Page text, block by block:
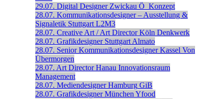
29.07. Digital Designer Zwickau Ö_Konzept
28.07. Kommunikationsdesigner – Ausstellung &
Signaletik Stuttgart L2M3
28.07. Creative Art / Art Director Köln Denkwerk
28.07. Grafikdesigner Stuttgart Almato
28.07. Senior Kommunikations­designer Kassel Von
Übermorgen
28.07. Art Director Hanau Innovationsraum
Management
28.07. Mediendesigner Hamburg GiB
28.07. Grafikdesigner München Yfood